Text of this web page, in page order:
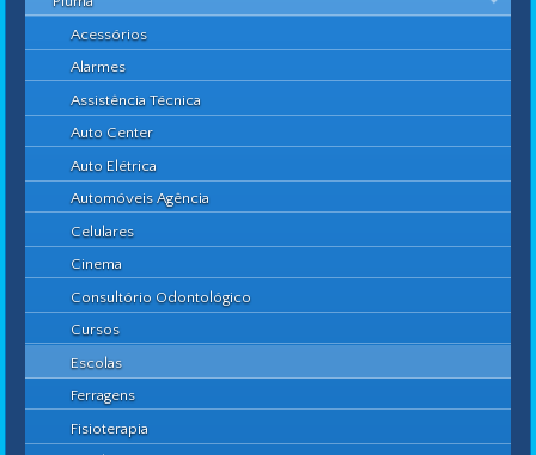
Acessórios
Alarmes
Assistência Técnica
Auto Center
Auto Elétrica
Automóveis Agência
Celulares
Cinema
Consultório Odontológico
Cursos
Escolas
Ferragens
Fisioterapia